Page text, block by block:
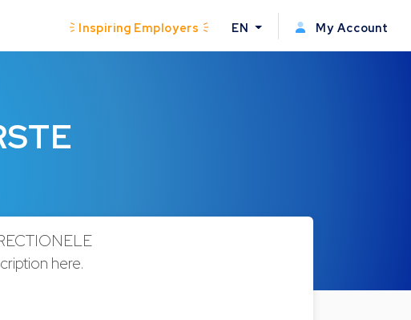
Inspiring Employers EN My Account
here.